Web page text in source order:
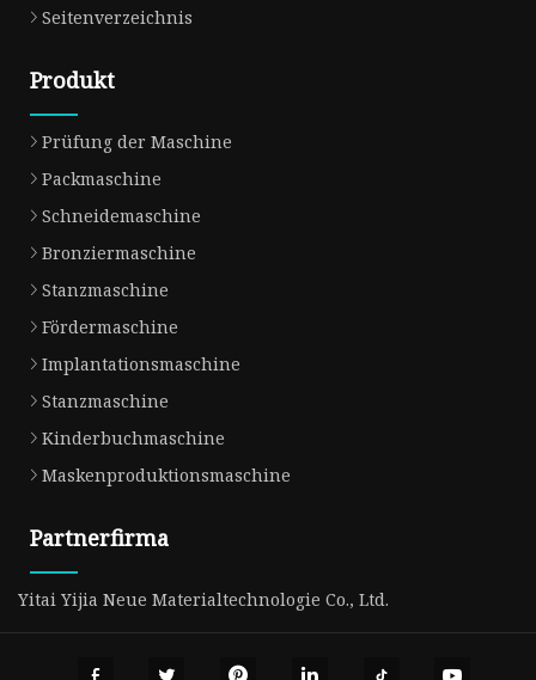
Seitenverzeichnis
Produkt
Prüfung der Maschine
Packmaschine
Schneidemaschine
Bronziermaschine
Stanzmaschine
Fördermaschine
Implantationsmaschine
Stanzmaschine
Kinderbuchmaschine
Maskenproduktionsmaschine
Partnerfirma
Yitai Yijia Neue Materialtechnologie Co., Ltd.